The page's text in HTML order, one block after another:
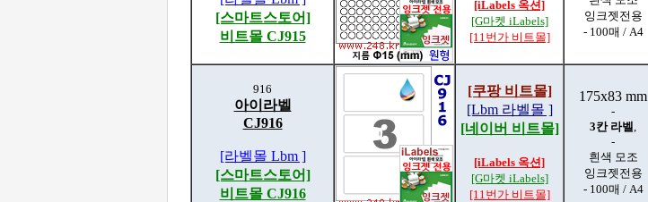
[스마트스토어]
비트몰 CJ915
[iLabels 옥션]
[G마켓 iLabels]
[11번가 비트몰]
잉크젯전용
- 100매 / A4
916
아이라벨
CJ916
[라벨몰 Lbm ]
[스마트스토어]
비트몰 CJ916
[쿠팡 비트몰]
[Lbm 라벨몰 ]
[네이버 비트몰]
[iLabels 옥션]
[G마켓 iLabels]
[11번가 비트몰]
175x83 mm
-
3칸 라벨
-
흰색 모조
잉크젯전용
- 100매 / A4